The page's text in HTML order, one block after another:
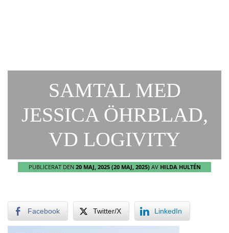
SAMTAL MED
JESSICA ÖHRBLAD,
VD LOGIVITY
PUBLICERAT DEN 20 MAJ, 2025(20 MAJ, 2025) AV HILDA HULTÉN
Facebook Twitter/X LinkedIn